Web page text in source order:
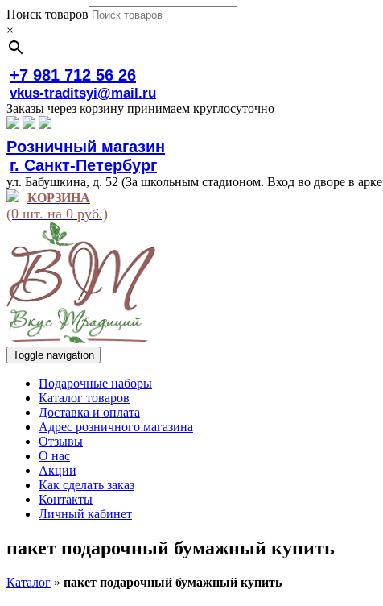
Поиск товаров
×
+7 981 712 56 26
vkus-traditsyi@mail.ru
Заказы через корзину принимаем круглосуточно
Розничный магазин
г. Санкт-Петербург
ул. Бабушкина, д. 52 (За школьным стадионом. Вход во дворе в
КОРЗИНА
(0 шт. на 0 руб.)
Toggle navigation
Подарочные наборы
Каталог товаров
Доставка и оплата
Адрес розничного магазина
Отзывы
О нас
Акции
Как сделать заказ
Контакты
Личный кабинет
пакет подарочный бумажный купить
Каталог » пакет подарочный бумажный купить